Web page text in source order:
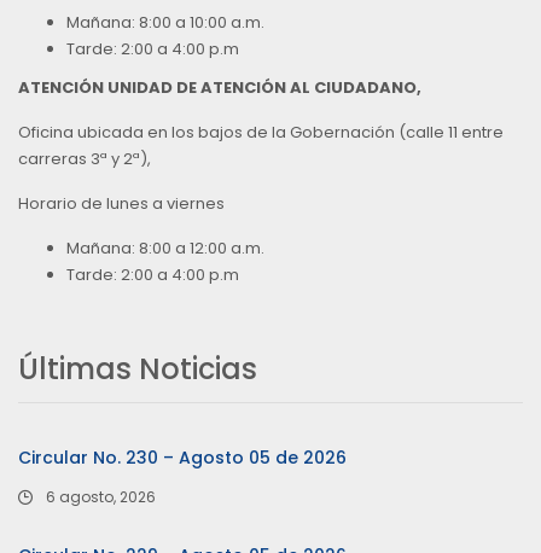
Mañana: 8:00 a 10:00 a.m.
Tarde: 2:00 a 4:00 p.m
ATENCIÓN UNIDAD DE ATENCIÓN AL CIUDADANO,
Oficina ubicada en los bajos de la Gobernación (calle 11 entre
carreras 3ª y 2ª),
Horario de lunes a viernes
Mañana: 8:00 a 12:00 a.m.
Tarde: 2:00 a 4:00 p.m
Últimas Noticias
Circular No. 230 – Agosto 05 de 2026
6 agosto, 2026